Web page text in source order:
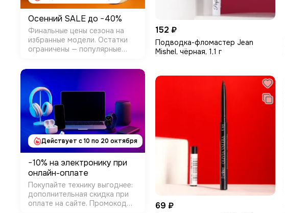
152 ₽
Подводка-фломастер Jean
Mishel, чёрная, 1,1 г
69 ₽
Осенний SALE до −40%
Финальные цены сезона на
избранные модели. Остатки
ограничены — популярные
Условия: Категории: Одежда и
обувь (прошлые коллекции) +
часть Товары для дома
Размер скидки: −10%…&min…
Действует c 10 по 20 октября
−10% на электронику при
онлайн-оплате
Покупайте технику выгоднее:
дополнительная скидка при
оплате на сайте. Промокод